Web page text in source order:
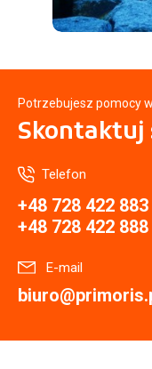
Potrzebujesz pomocy
Skontaktuj
Telefon
+48 728 422 883
+48 728 422 888
E-mail